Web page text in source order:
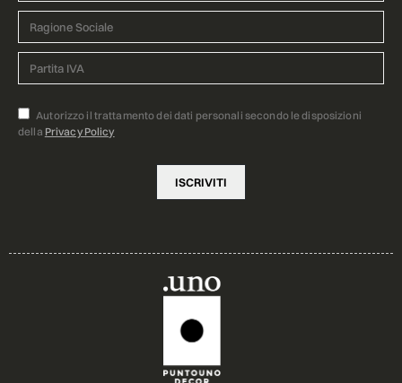
Autorizzo il trattamento dei dati personali secondo le disposizioni
della Privacy Policy